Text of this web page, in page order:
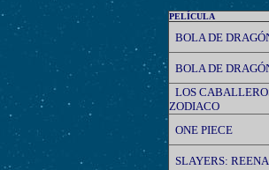
PELÍCULA
BOLA DE
BOLA DE
LOS
ZODIACO
ONE PIECE
SLAYERS: